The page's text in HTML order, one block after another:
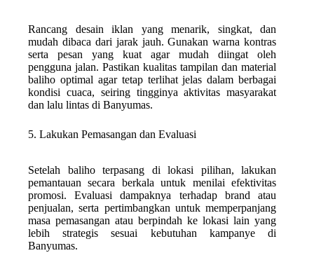
Rancang desain iklan yang menarik, singkat, dan
mudah dibaca dari jarak jauh. Gunakan warna kontras
serta pesan yang kuat agar mudah diingat oleh
pengguna jalan. Pastikan kualitas tampilan dan material
baliho optimal agar tetap terlihat jelas dalam berbagai
kondisi cuaca, seiring tingginya aktivitas masyarakat
dan lalu lintas di Banyumas.
5. Lakukan Pemasangan dan Evaluasi
Setelah baliho terpasang di lokasi pilihan, lakukan
pemantauan secara berkala untuk menilai efektivitas
promosi. Evaluasi dampaknya terhadap brand atau
penjualan, serta pertimbangkan untuk memperpanjang
masa pemasangan atau berpindah ke lokasi lain yang
lebih strategis sesuai kebutuhan kampanye di
Banyumas.